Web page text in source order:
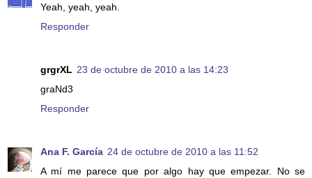
Yeah, yeah, yeah.
Responder
grgrXL 23 de octubre de 2010 a las 14:23
graNd3
Responder
Ana F. García 24 de octubre de 2010 a las 11:52
A mí me parece que por algo hay que empezar. No se